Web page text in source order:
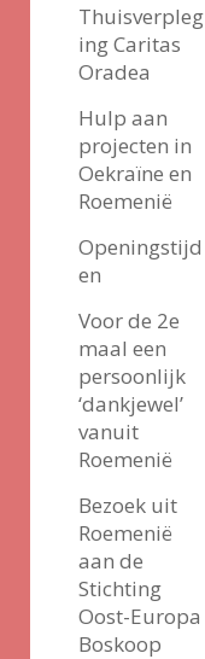
Thuisverpleg
ing Caritas
Oradea
Hulp aan
projecten in
Oekraïne en
Roemenië
Openingstijd
en
Voor de 2e
maal een
persoonlijk
‘dankjewel’
vanuit
Roemenië
Bezoek uit
Roemenië
aan de
Stichting
Oost-Europa
Boskoop